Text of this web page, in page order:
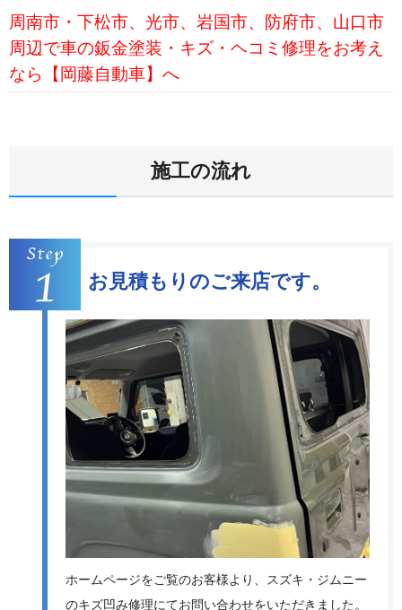
周南市・下松市、光市、岩国市、防府市、山口市
周辺で車の鈑金塗装・キズ・ヘコミ修理をお考え
なら【岡藤自動車】へ
施工の流れ
お見積もりのご来店です。
ホームページをご覧のお客様より、スズキ・ジムニー
のキズ凹み修理にてお問い合わせをいただきました。